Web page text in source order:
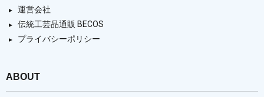
運営会社
伝統工芸品通販 BECOS
プライバシーポリシー
ABOUT